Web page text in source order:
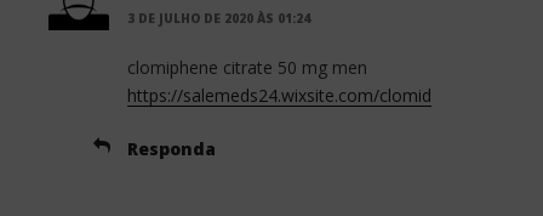
3 DE JULHO DE 2020 ÀS 01:24
clomiphene citrate 50 mg men
https://salemeds24.wixsite.com/clomid
Responda